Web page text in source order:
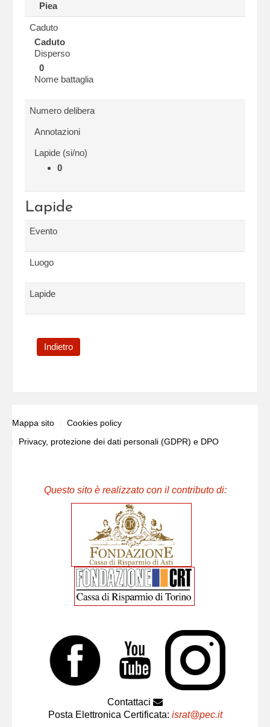
Piea
Caduto
Caduto
Disperso
0
Nome battaglia
Numero delibera
Annotazioni
Lapide (si/no)
0
Lapide
Evento
Luogo
Lapide
Indietro
Mappa sito
Cookies policy
Privacy, protezione dei dati personali (GDPR) e DPO
Questo sito è realizzato con il contributo di:
Contattaci
Posta Elettronica Certificata: israt@pec.it